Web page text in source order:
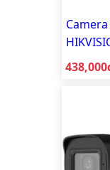
DS-
Giá